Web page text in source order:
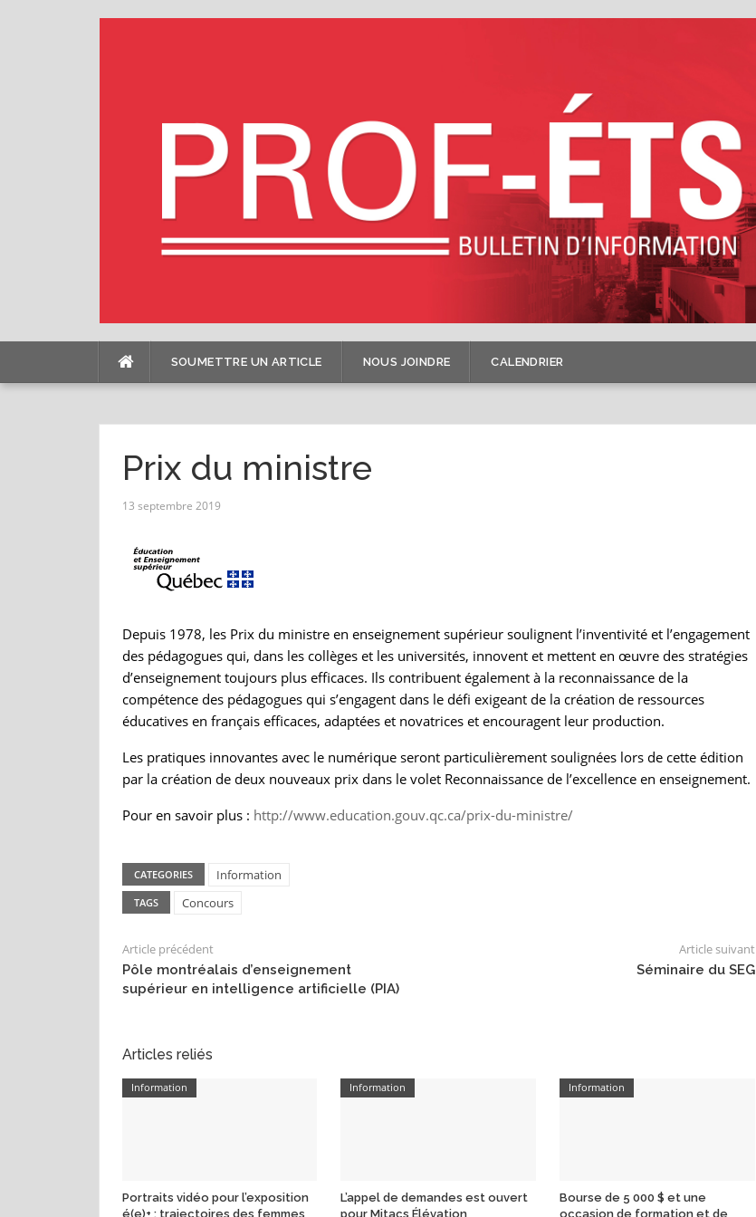
SOUMETTRE UN ARTICLE NOUS JOINDRE CALENDRIER
Prix du ministre
13 septembre 2019
Depuis 1978, les Prix du ministre en enseignement supérieur soulignent l’inventivité et l’engagement
des pédagogues qui, dans les collèges et les universités, innovent et mettent en œuvre des stratégies
d’enseignement toujours plus efficaces. Ils contribuent également à la reconnaissance de la
compétence des pédagogues qui s’engagent dans le défi exigeant de la création de ressources
éducatives en français efficaces, adaptées et novatrices et encouragent leur production.
Les pratiques innovantes avec le numérique seront particulièrement soulignées lors de cette édition
par la création de deux nouveaux prix dans le volet Reconnaissance de l’excellence en enseignement.
Pour en savoir plus : http://www.education.gouv.qc.ca/prix-du-ministre/
CATEGORIES Information
TAGS Concours
Article précédent
Pôle montréalais d’enseignement
supérieur en intelligence artificielle (PIA)
Article suivant
Séminaire du SEG
Articles reliés
Information
Portraits vidéo pour l’exposition
é(e)+ : trajectoires des femmes
Information
L’appel de demandes est ouvert
pour Mitacs Élévation
Information
Bourse de 5 000 $ et une
occasion de formation et de